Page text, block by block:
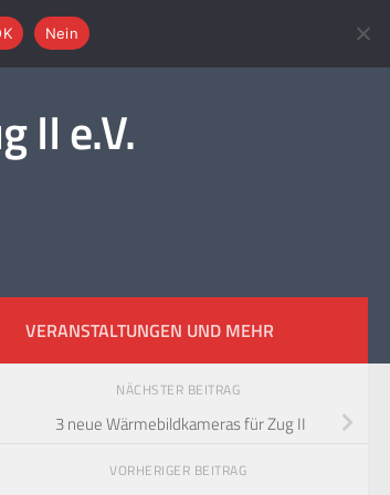
II e.V.
VERANSTALTUNGEN UND MEHR
NÄCHSTER BEITRAG
3 neue Wärmebildkameras für Zug II
VORHERIGER BEITRAG
Nein